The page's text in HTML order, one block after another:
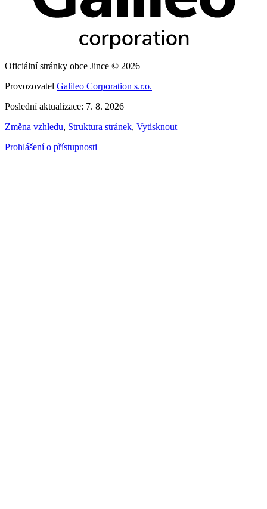
Oficiální stránky obce Jince © 2026
Provozovatel Galileo Corporation s.r.o.
Poslední aktualizace: 7. 8. 2026
Změna vzhledu, Struktura stránek, Vytisknout
Prohlášení o přístupnosti